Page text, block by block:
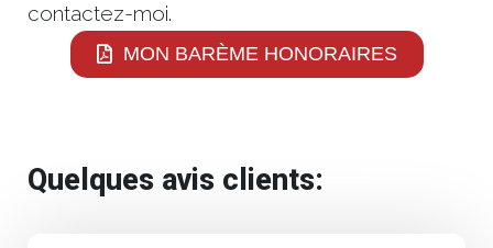
contactez-moi.
MON BARÈME HONORAIRES
Quelques avis clients: